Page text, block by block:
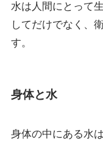
水は人間にとって
してだけでなく、
す。
身体と水
身体の中にある水